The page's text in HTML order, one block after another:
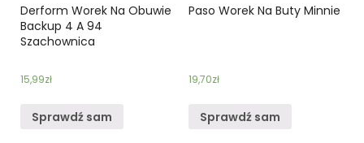
Derform Worek Na Obuwie
Backup 4 A 94
Szachownica
15,99zł
Sprawdź sam
Paso Worek Na Buty Minnie
19,70zł
Sprawdź sam